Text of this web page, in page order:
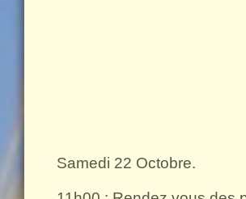
Samedi 22 Octobre.